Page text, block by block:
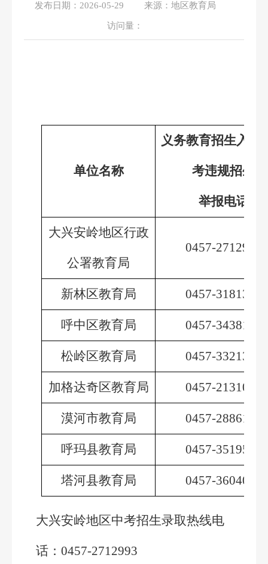
发布日期： 2026-05-29 来源： 地区教育局
访问量： 667
单位名称
义务教育招生入学
考违规招生
举报电话
大兴安岭地区行政
公署教育局
0457-2712993
新林区教育局 0457-3181324
呼中区教育局 0457-3438132
松岭区教育局 0457-3321356
加格达奇区教育局 0457-2131027
漠河市教育局 0457-2886105
呼玛县教育局 0457-3519500
塔河县教育局 0457-3604003
大兴安岭地区中考招生录取热线电
话： 0457-2712993